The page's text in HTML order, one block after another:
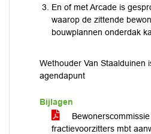
En of met Arcade is
waarop de zittende
bouwplannen onderdak
Wethouder Van Staalduinen
agendapunt
Bijlagen
fractievoorzitters mbt